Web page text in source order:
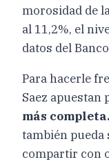
morosidad de
al 11,2%, el
datos del
Para hacerle
Saez apuestan
más completa.
también
compartir con